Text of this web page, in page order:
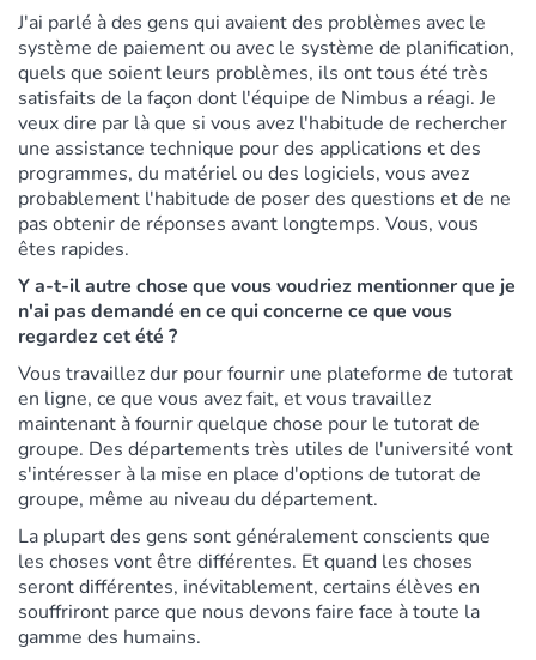
J'ai parlé à des gens qui avaient des problèmes avec le
système de paiement ou avec le système de planification,
quels que soient leurs problèmes, ils ont tous été très
satisfaits de la façon dont l'équipe de Nimbus a réagi. Je
veux dire par là que si vous avez l'habitude de rechercher
une assistance technique pour des applications et des
programmes, du matériel ou des logiciels, vous avez
probablement l'habitude de poser des questions et de ne
pas obtenir de réponses avant longtemps. Vous, vous
êtes rapides.
Y a-t-il autre chose que vous voudriez mentionner que je
n'ai pas demandé en ce qui concerne ce que vous
regardez cet été ?
Vous travaillez dur pour fournir une plateforme de tutorat
en ligne, ce que vous avez fait, et vous travaillez
maintenant à fournir quelque chose pour le tutorat de
groupe. Des départements très utiles de l'université vont
s'intéresser à la mise en place d'options de tutorat de
groupe, même au niveau du département.
La plupart des gens sont généralement conscients que
les choses vont être différentes. Et quand les choses
seront différentes, inévitablement, certains élèves en
souffriront parce que nous devons faire face à toute la
gamme des humains.